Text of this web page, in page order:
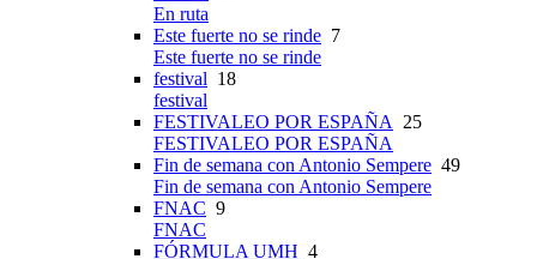
En ruta
Este fuerte no se rinde 7
Este fuerte no se rinde
festival 18
festival
FESTIVALEO POR ESPAÑA
25
FESTIVALEO POR ESPAÑA
Fin de semana con Antonio Sempere 49
Fin de semana con Antonio Sempere
FNAC 9
FNAC
FÓRMULA UMH 4